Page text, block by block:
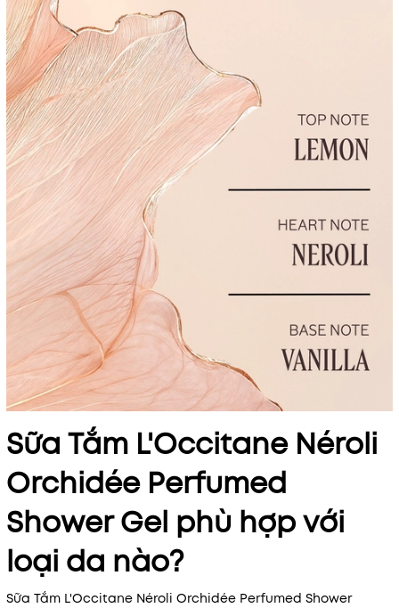
Sữa Tắm L'Occitane Néroli
Orchidée Perfumed
Shower Gel phù hợp với
loại da nào?
Sữa Tắm L'Occitane Néroli Orchidée Perfumed Shower